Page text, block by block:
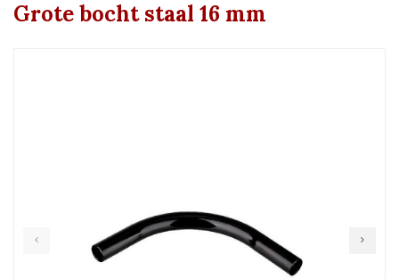
Grote bocht staal 16 mm